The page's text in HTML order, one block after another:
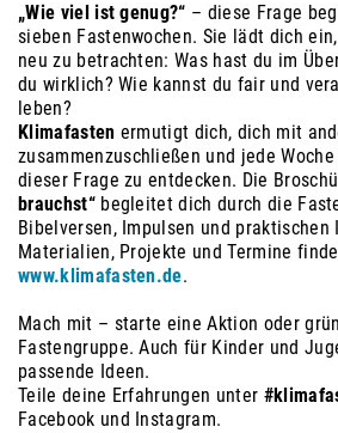
„Wie viel ist genug?“ – diese Frage
sieben Fastenwochen. Sie lädt dich
neu zu betrachten: Was hast du im
du wirklich? Wie kannst du fair und
leben?
Klimafasten ermutigt dich, dich mit
zusammenzuschließen und jede
dieser Frage zu entdecken. Die
brauchst“begleitet dich durch die
Bibelversen, Impulsen und praktischen
Materialien, Projekte und Termine
www.klimafasten.de.
Mach mit – starte eine Aktion oder
Fastengruppe. Auch für Kinder und
passende Ideen.
Teile deine Erfahrungen unter
Facebook und Instagram.